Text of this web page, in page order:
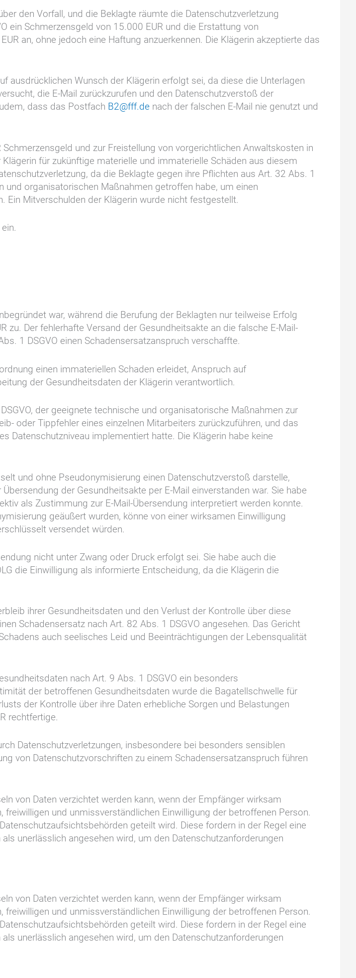
den Vorfall, und die Beklagte räumte die Datenschutzverletzung
ein Schmerzensgeld von 15.000 EUR und die Erstattung von
an, ohne jedoch eine Haftung anzuerkennen. Die Klägerin akzeptierte das
ausdrücklichen Wunsch der Klägerin erfolgt sei, da diese die Unterlagen
die E-Mail zurückzurufen und den Datenschutzverstoß der
dass das Postfach B2@fff.de nach der falschen E-Mail nie genutzt und
und zur Freistellung von vorgerichtlichen Anwaltskosten in
für zukünftige materielle und immaterielle Schäden aus diesem
da die Beklagte gegen ihre Pflichten aus Art. 32 Abs. 1
und organisatorischen Maßnahmen getroffen habe, um einen
Ein Mitverschulden der Klägerin wurde nicht festgestellt.
war, während die Berufung der Beklagten nur teilweise Erfolg
zu. Der fehlerhafte Versand der Gesundheitsakte an die falsche E-Mail-
1 DSGVO einen Schadensersatzanspruch verschaffte.
einen immateriellen Schaden erleidet, Anspruch auf
der Gesundheitsdaten der Klägerin verantwortlich.
der geeignete technische und organisatorische Maßnahmen zur
oder Tippfehler eines einzelnen Mitarbeiters zurückzuführen, und das
Datenschutzniveau implementiert hatte. Die Klägerin habe keine
und ohne Pseudonymisierung einen Datenschutzverstoß darstelle,
der Gesundheitsakte per E-Mail einverstanden war. Sie habe
als Zustimmung zur E-Mail-Übersendung interpretiert werden konnte.
geäußert wurden, könne von einer wirksamen Einwilligung
versendet würden.
nicht unter Zwang oder Druck erfolgt sei. Sie habe auch die
die Einwilligung als informierte Entscheidung, da die Klägerin die
ihrer Gesundheitsdaten und den Verlust der Kontrolle über diese
Schadensersatz nach Art. 82 Abs. 1 DSGVO angesehen. Das Gericht
auch seelisches Leid und Beeinträchtigungen der Lebensqualität
nach Art. 9 Abs. 1 DSGVO ein besonders
der betroffenen Gesundheitsdaten wurde die Bagatellschwelle für
der Kontrolle über ihre Daten erhebliche Sorgen und Belastungen
rechtfertige.
Datenschutzverletzungen, insbesondere bei besonders sensiblen
von Datenschutzvorschriften zu einem Schadensersatzanspruch führen
von Daten verzichtet werden kann, wenn der Empfänger wirksam
und unmissverständlichen Einwilligung der betroffenen Person.
geteilt wird. Diese fordern in der Regel eine
unerlässlich angesehen wird, um den Datenschutzanforderungen
von Daten verzichtet werden kann, wenn der Empfänger wirksam
und unmissverständlichen Einwilligung der betroffenen Person.
geteilt wird. Diese fordern in der Regel eine
unerlässlich angesehen wird, um den Datenschutzanforderungen